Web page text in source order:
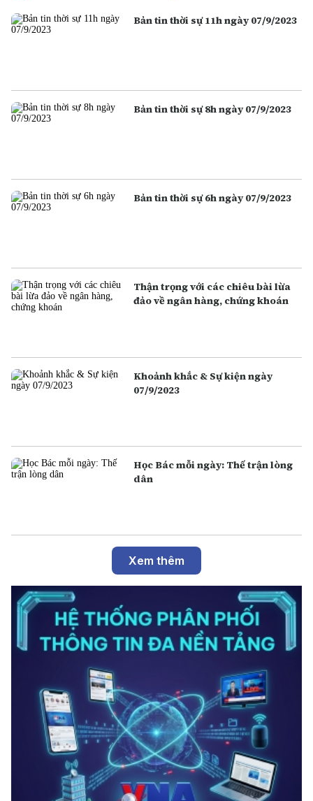
Bản tin thời sự 11h ngày 07/9/2023
Bản tin thời sự 8h ngày 07/9/2023
Bản tin thời sự 6h ngày 07/9/2023
Thận trọng với các chiêu bài lừa
đảo về ngân hàng, chứng khoán
Khoảnh khắc & Sự kiện ngày
07/9/2023
Học Bác mỗi ngày: Thế trận lòng
dân
Xem thêm